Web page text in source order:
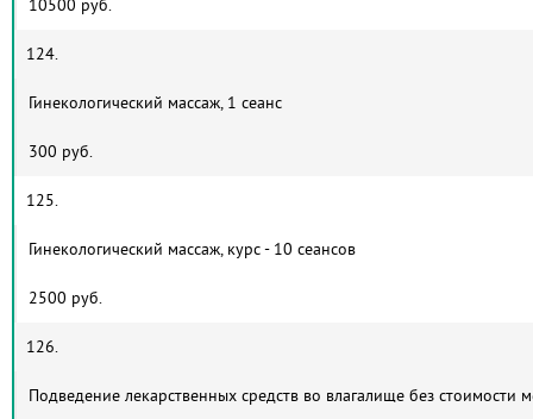
10500 руб.
124.
Гинекологический массаж, 1 сеанс
300 руб.
125.
Гинекологический массаж, курс - 10 сеансов
2500 руб.
126.
Подведение лекарственных средств во влагалище без стоимости